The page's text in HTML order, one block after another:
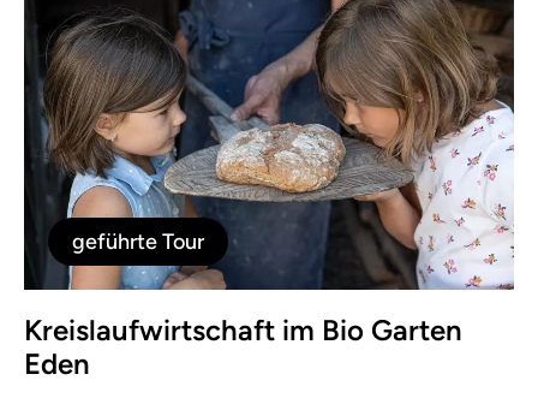
geführte Tour
Kreislaufwirtschaft im Bio Garten
Eden